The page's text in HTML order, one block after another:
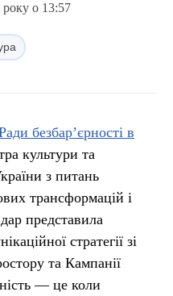
року о 13:57
безбар’єрності в
культури та
з питань
трансформацій і
представила
стратегії зі
та Кампанії
— це коли